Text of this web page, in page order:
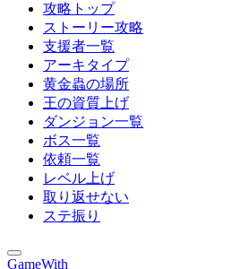
攻略トップ
ストーリー攻略
支援者一覧
アーキタイプ
黄金蟲の場所
王の資質上げ
ダンジョン一覧
ボス一覧
依頼一覧
レベル上げ
取り返せない
ステ振り
GameWith